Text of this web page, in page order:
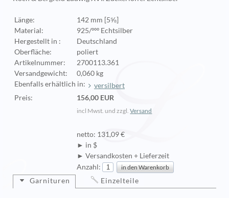
Länge:
142 mm [5⅝]
Material:
925/ººº Echtsilber
Hergestellt in :
Deutschland
Oberfläche:
poliert
Artikelnummer:
2700113.361
Versandgewicht:
0,060 kg
Ebenfalls erhältlich in:
versilbert
Preis: 156,00 EUR
incl Mwst. und zzgl.Versand
netto: 131,09 €
► in $
► Versandkosten + Lieferzeit
Anzahl:
Garnituren
Einzelteile